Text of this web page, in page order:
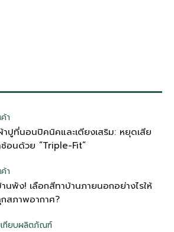
า
าปูที่นอนปิคนิคและเตียงเสริม: หยุดเสีย
ซ้อนด้วย “Triple-Fit”
า
นพัง! เลือกสีทาบ้านภายนอกอย่างไรให้
สภาพอากาศ?
เทียบผลิตภัณฑ์